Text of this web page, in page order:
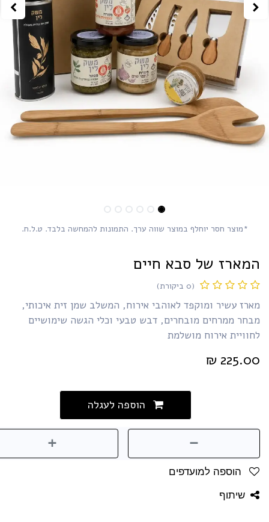
*מוצר חסר יוחלף במוצר שווה ערך. התמונות להמחשה בלבד. ט.ל.ח.
של סבא חיים
(0 ביקורת)
עשיר ומוקפד לאוהבי אירוח, המשלב שמן זית איכותי,
ממרחים מובחרים, דבש טבעי וכלי הגשה שימושיים
אירוח מושלמת
₪
הוספה לעגלה
הוספה למועדפים
שיתוף